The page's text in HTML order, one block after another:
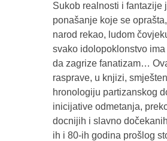
Sukob realnosti i fantazije
ponašanje koje se
narod rekao, ludom
svako idolopoklonstvo
da zagrize fanatizam…
rasprave, u knjizi,
hronologiju partizanskog
inicijative odmetanja,
docnijih i slavno
ih i 80-ih godina prošlog